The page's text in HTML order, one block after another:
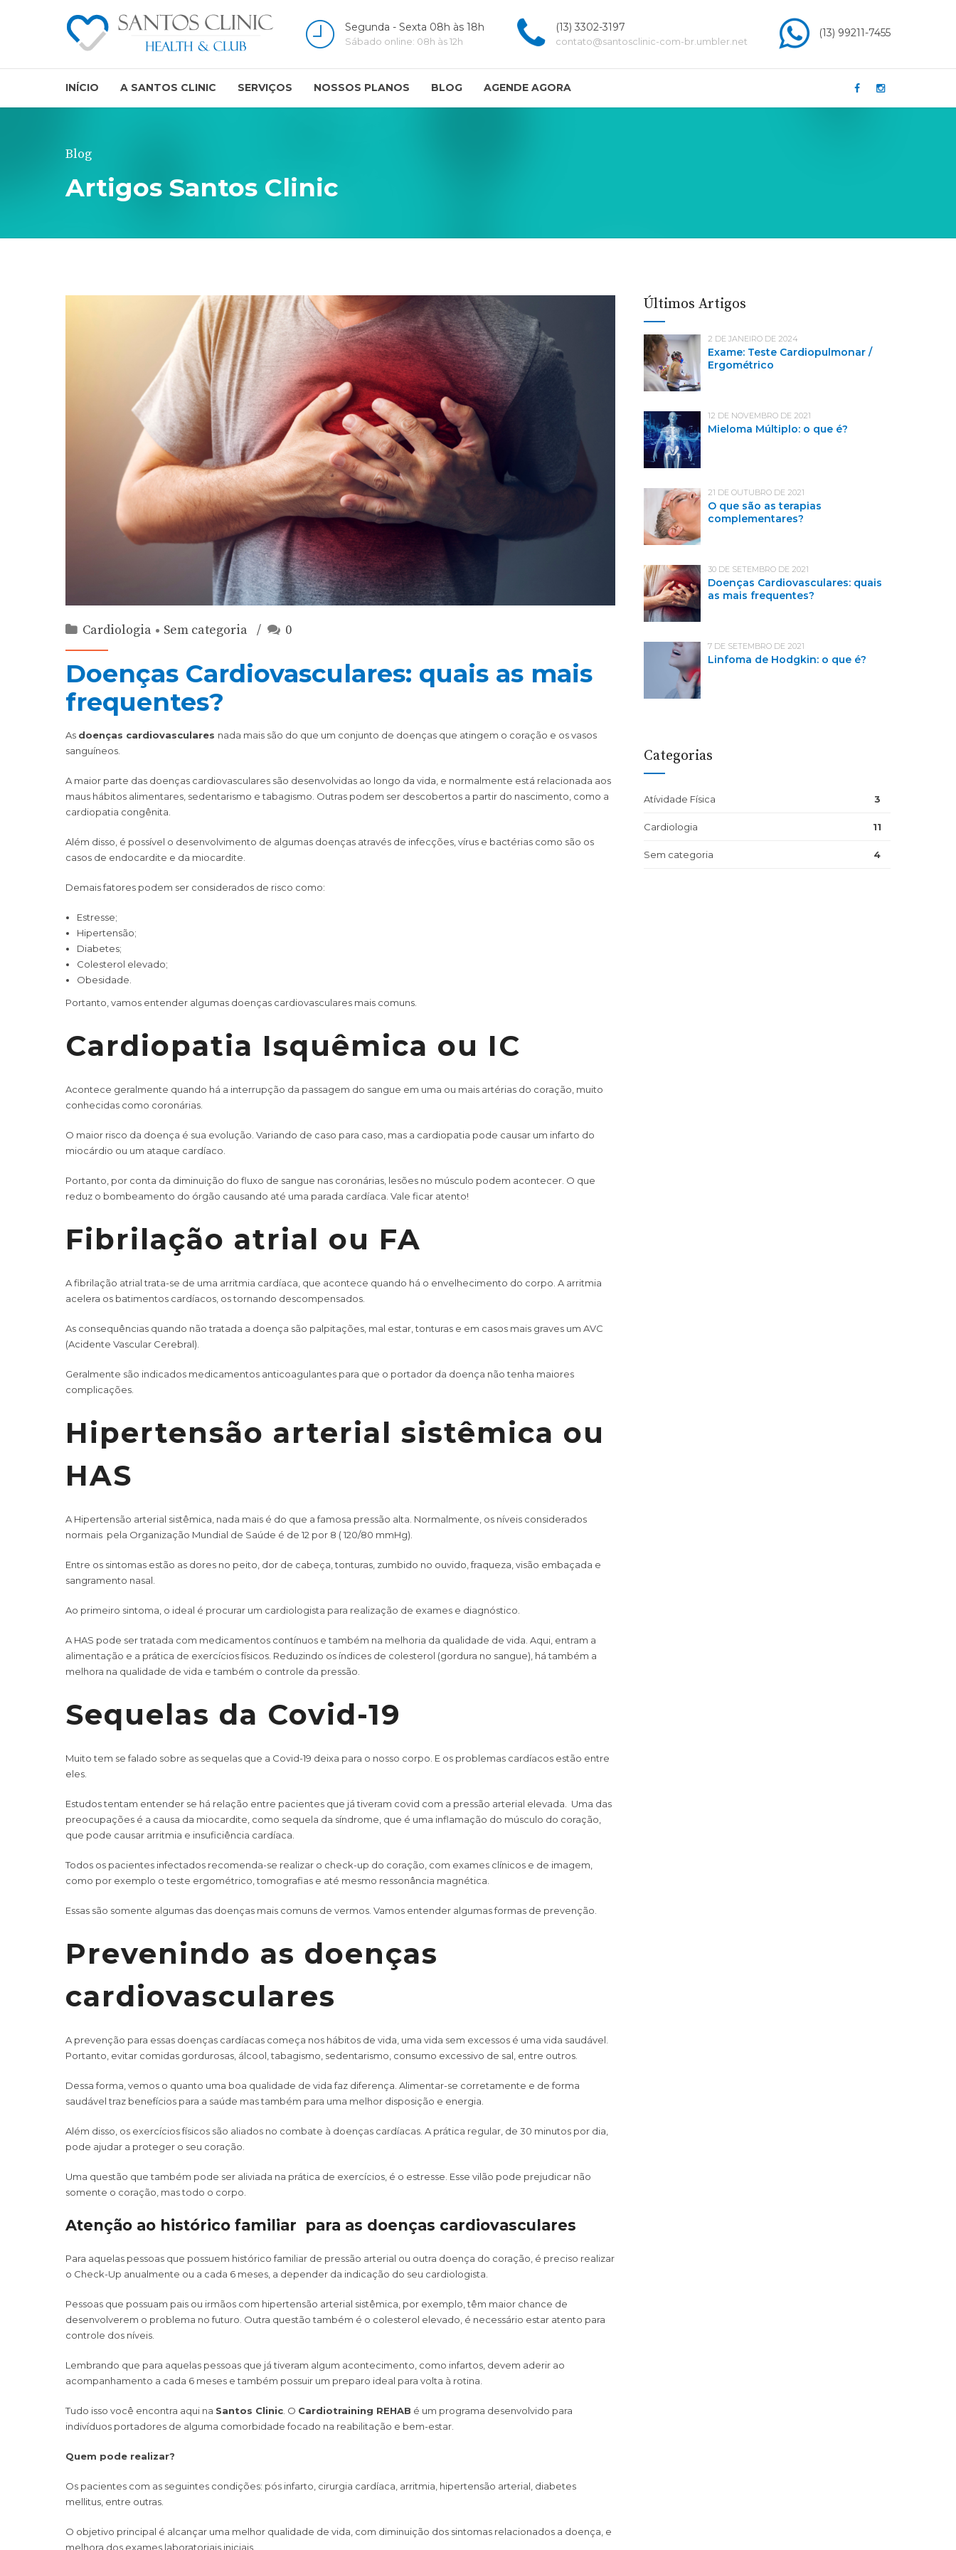
Segunda - Sexta 08h às 18h
Sábado online: 08h às 12h
(13) 3302-3197
contato@santosclinic-com-br.umbler.net
(13) 99211-7455
INÍCIO A SANTOS CLINIC SERVIÇOS NOSSOS PLANOS BLOG AGENDE AGORA
Blog
Artigos Santos Clinic
Cardiologia Sem categoria 0
Doenças Cardiovasculares: quais as mais
frequentes?
As doenças cardiovasculares nada mais são do que um conjunto de doenças que atingem o coração e os vasos
sanguíneos.
A maior parte das doenças cardiovasculares são desenvolvidas ao longo da vida, e normalmente está relacionada aos
maus hábitos alimentares, sedentarismo e tabagismo. Outras podem ser descobertos a partir do nascimento, como a
cardiopatia congênita.
Além disso, é possível o desenvolvimento de algumas doenças através de infecções, vírus e bactérias como são os
casos de endocardite e da miocardite.
Demais fatores podem ser considerados de risco como:
Estresse;
Hipertensão;
Diabetes;
Colesterol elevado;
Obesidade.
Portanto, vamos entender algumas doenças cardiovasculares mais comuns.
Cardiopatia Isquêmica ou IC
Acontece geralmente quando há a interrupção da passagem do sangue em uma ou mais artérias do coração, muito
conhecidas como coronárias.
O maior risco da doença é sua evolução. Variando de caso para caso, mas a cardiopatia pode causar um infarto do
miocárdio ou um ataque cardíaco.
Portanto, por conta da diminuição do fluxo de sangue nas coronárias, lesões no músculo podem acontecer. O que
reduz o bombeamento do órgão causando até uma parada cardíaca. Vale ficar atento!
Fibrilação atrial ou FA
A fibrilação atrial trata-se de uma arritmia cardíaca, que acontece quando há o envelhecimento do corpo. A arritmia
acelera os batimentos cardíacos, os tornando descompensados.
As consequências quando não tratada a doença são palpitações, mal estar, tonturas e em casos mais graves um AVC
(Acidente Vascular Cerebral).
Geralmente são indicados medicamentos anticoagulantes para que o portador da doença não tenha maiores
complicações.
Hipertensão arterial sistêmica ou
HAS
A Hipertensão arterial sistêmica, nada mais é do que a famosa pressão alta. Normalmente, os níveis considerados
normais pela Organização Mundial de Saúde é de 12 por 8 ( 120/80 mmHg).
Entre os sintomas estão as dores no peito, dor de cabeça, tonturas, zumbido no ouvido, fraqueza, visão embaçada e
sangramento nasal.
Ao primeiro sintoma, o ideal é procurar um cardiologista para realização de exames e diagnóstico.
A HAS pode ser tratada com medicamentos contínuos e também na melhoria da qualidade de vida. Aqui, entram a
alimentação e a prática de exercícios físicos. Reduzindo os índices de colesterol (gordura no sangue), há também a
melhora na qualidade de vida e também o controle da pressão.
Sequelas da Covid-19
Muito tem se falado sobre as sequelas que a Covid-19 deixa para o nosso corpo. E os problemas cardíacos estão entre
eles.
Estudos tentam entender se há relação entre pacientes que já tiveram covid com a pressão arterial elevada. Uma das
preocupações é a causa da miocardite, como sequela da síndrome, que é uma inflamação do músculo do coração,
que pode causar arritmia e insuficiência cardíaca.
Todos os pacientes infectados recomenda-se realizar o check-up do coração, com exames clínicos e de imagem,
como por exemplo o teste ergométrico, tomografias e até mesmo ressonância magnética.
Essas são somente algumas das doenças mais comuns de vermos. Vamos entender algumas formas de prevenção.
Prevenindo as doenças
cardiovasculares
A prevenção para essas doenças cardíacas começa nos hábitos de vida, uma vida sem excessos é uma vida saudável.
Portanto, evitar comidas gordurosas, álcool, tabagismo, sedentarismo, consumo excessivo de sal, entre outros.
Dessa forma, vemos o quanto uma boa qualidade de vida faz diferença. Alimentar-se corretamente e de forma
saudável traz benefícios para a saúde mas também para uma melhor disposição e energia.
Além disso, os exercícios físicos são aliados no combate à doenças cardíacas. A prática regular, de 30 minutos por dia,
pode ajudar a proteger o seu coração.
Uma questão que também pode ser aliviada na prática de exercícios, é o estresse. Esse vilão pode prejudicar não
somente o coração, mas todo o corpo.
Atenção ao histórico familiar para as doenças cardiovasculares
Para aquelas pessoas que possuem histórico familiar de pressão arterial ou outra doença do coração, é preciso realizar
o Check-Up anualmente ou a cada 6 meses, a depender da indicação do seu cardiologista.
Pessoas que possuam pais ou irmãos com hipertensão arterial sistêmica, por exemplo, têm maior chance de
desenvolverem o problema no futuro. Outra questão também é o colesterol elevado, é necessário estar atento para
controle dos níveis.
Lembrando que para aquelas pessoas que já tiveram algum acontecimento, como infartos, devem aderir ao
acompanhamento a cada 6 meses e também possuir um preparo ideal para volta à rotina.
Tudo isso você encontra aqui na Santos Clinic . O Cardiotraining REHAB é um programa desenvolvido para
indivíduos portadores de alguma comorbidade focado na reabilitação e bem-estar.
Quem pode realizar?
Os pacientes com as seguintes condições: pós infarto, cirurgia cardíaca, arritmia, hipertensão arterial, diabetes
mellitus, entre outras.
O objetivo principal é alcançar uma melhor qualidade de vida, com diminuição dos sintomas relacionados a doença, e
melhora dos exames laboratoriais iniciais.
Últimos Artigos
2 DE JANEIRO DE 2024
Exame: Teste Cardiopulmonar /
Ergométrico
12 DE NOVEMBRO DE 2021
Mieloma Múltiplo: o que é?
21 DE OUTUBRO DE 2021
O que são as terapias
complementares?
30 DE SETEMBRO DE 2021
Doenças Cardiovasculares: quais
as mais frequentes?
7 DE SETEMBRO DE 2021
Linfoma de Hodgkin: o que é?
Categorias
Atívidade Física 3
Cardiologia 11
Sem categoria 4